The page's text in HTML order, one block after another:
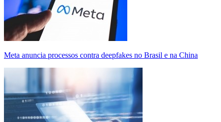
Meta anuncia processos contra deepfakes no Brasil e na China